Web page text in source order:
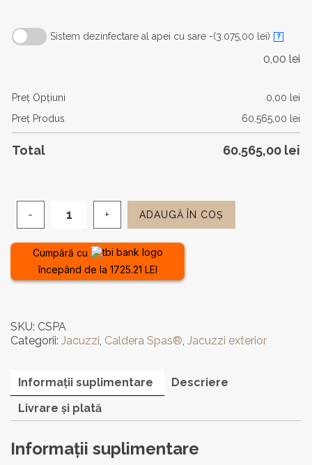
Sistem dezinfectare al apei cu sare -(3.075,00 lei) ?
0,00 lei
Preţ Opţiuni 0,00 lei
Preţ Produs
60.565,00 lei
Total 60.565,00 lei
Cantitate
de
Caldera
3
locuri
ADAUGĂ ÎN COȘ
Cumpără cu
începând de la 1725.21 LEI
SKU: CSPA
Categorii: Jacuzzi Caldera Spas® Jacuzzi exterior
Informații suplimentare
Descriere
Livrare și plată
Informații suplimentare